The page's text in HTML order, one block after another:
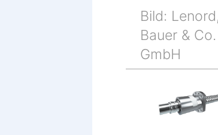
Bild:
Bauer & Co.
GmbH